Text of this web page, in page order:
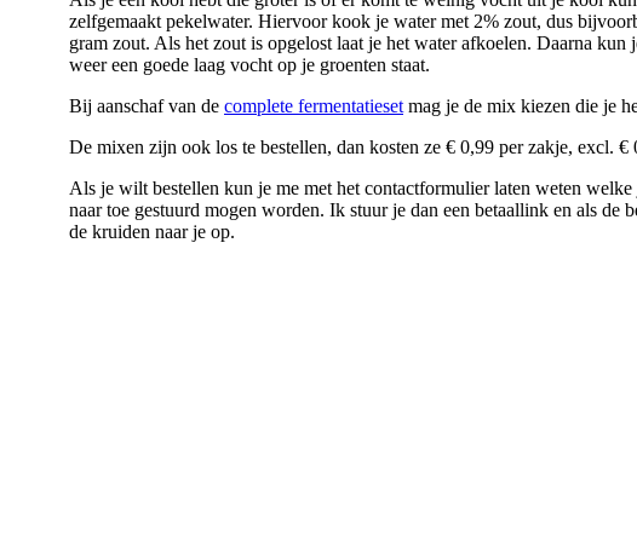
zelfgemaakt pekelwater. Hiervoor kook je water met 2% zout, dus
gram zout. Als het zout is opgelost laat je het water afkoelen. Daarna kun
weer een goede laag vocht op je groenten staat.
Bij aanschaf van de complete fermentatieset mag je de mix kiezen die je
De mixen zijn ook los te bestellen, dan kosten ze € 0,99 per zakje, excl. €
Als je wilt bestellen kun je me met het contactformulier laten weten
naar toe gestuurd mogen worden. Ik stuur je dan een betaallink en als de
de kruiden naar je op.